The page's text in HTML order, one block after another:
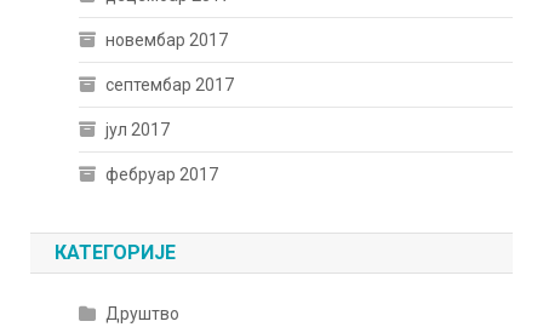
новембар 2017
септембар 2017
јул 2017
фебруар 2017
КАТЕГОРИЈЕ
Друштво